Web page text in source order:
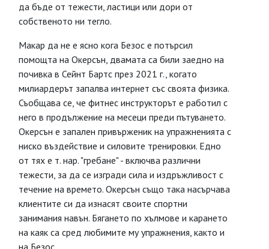
да бъде от тежести, ластици или дори от
собственото ни тегло.
Макар да не е ясно кога Безос е потърсил
помощта на Окерсън, двамата са били заедно на
почивка в Сейнт Бартс през 2021 г., когато
милиардерът запалва интернет със своята физика.
Съобщава се, че фитнес инструкторът е работил с
него в продължение на месеци преди пътуването.
Окерсън е запален привърженик на упражненията с
ниско въздействие и силовите тренировки. Едно
от тях е т. нар. "гребане" - включва различни
тежести, за да се изгради сила и издръжливост с
течение на времето. Окерсън също така насърчава
клиентите си да изнасят своите спортни
занимания навън. Бягането по хълмове и карането
на каяк са сред любимите му упражнения, както и
на Безос.